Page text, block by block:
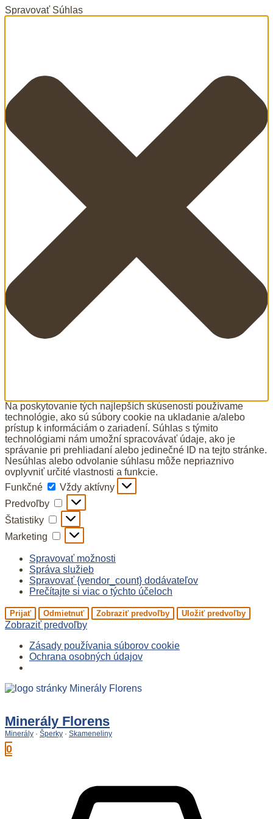
Spravovať Súhlas
Na poskytovanie tých najlepších skúseností používame
technológie, ako sú súbory cookie na ukladanie a/alebo
prístup k informáciám o zariadení. Súhlas s týmito
technológiami nám umožní spracovávať údaje, ako je
správanie pri prehliadaní alebo jedinečné ID na tejto stránke.
Nesúhlas alebo odvolanie súhlasu môže nepriaznivo
ovplyvniť určité vlastnosti a funkcie.
Funkčné
Funkčné
Vždy aktívny
Predvoľby
Predvoľby
Štatistiky Štatistiky
Marketing Marketing
Spravovať možnosti
Správa služieb
Spravovať {vendor_count} dodávateľov
Prečítajte si viac o týchto účeloch
Prijať Odmietnuť Zobraziť predvoľby Uložiť predvoľby
Zobraziť predvoľby
Zásady používania súborov cookie
Ochrana osobných údajov
Preskočiť
Minerály Florens
Minerály · Šperky · Skameneliny
0